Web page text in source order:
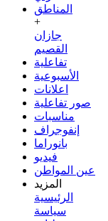
المناطق
+
جازان
القصيم
تفاعلية
الأسبوعية
اعلانات
صور تفاعلية
مناسبات
إنفوجراف
بانوراما
فيديو
عين المواطن
المزيد
الرئيسية
سياسة